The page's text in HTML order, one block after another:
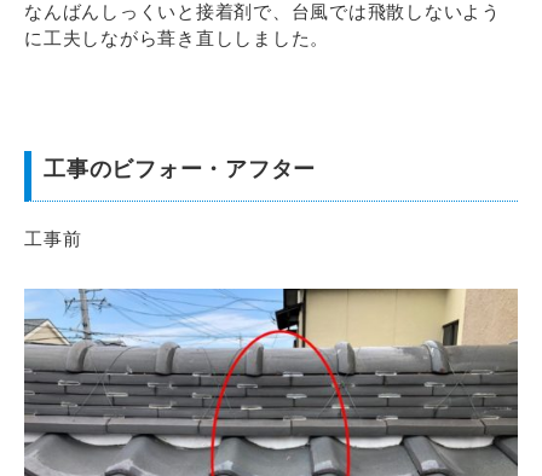
なんばんしっくいと接着剤で、台風では飛散しないよう
に工夫しながら葺き直ししました。
工事のビフォー・アフター
工事前